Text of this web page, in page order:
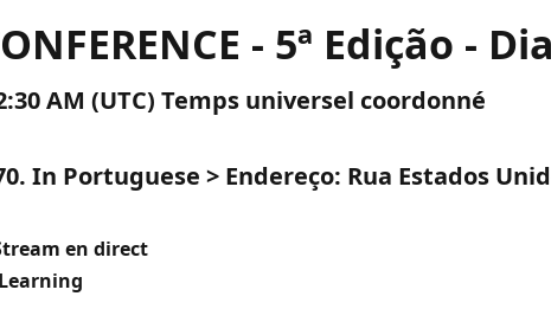
- 5ª Edição -
AM (UTC) Temps universel coordonné
In Portuguese > Endereço: Rua Estados
en direct